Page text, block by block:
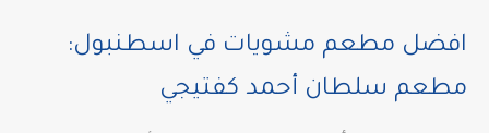
افضل مطعم مشويات في اسطنبول:
مطعم سلطان أحمد كفتيجي